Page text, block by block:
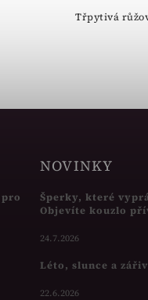
Třpytivá
NOVINKY
Šperky, které
Objevíte kouzlo
24.7.2026
Léto, slunce a
22.6.2026